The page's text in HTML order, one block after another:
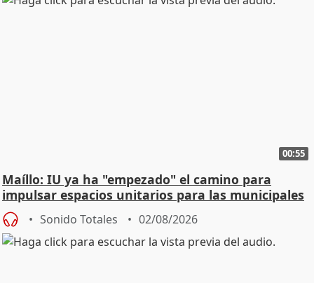
00:55
Maíllo: IU ya ha "empezado" el camino para
impulsar espacios unitarios para las municipales
Sonido Totales 02/08/2026